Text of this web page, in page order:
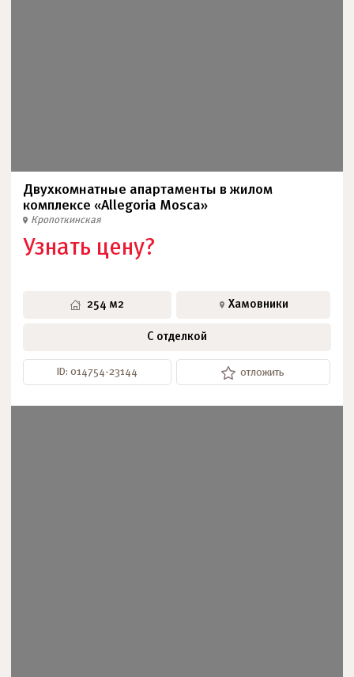
Двухкомнатные апартаменты в жилом
комплексе «Allegoria Mosca»
Кропоткинская
Узнать цену?
254 м2 Хамовники
С отделкой
ID: 014754-23144 отложить